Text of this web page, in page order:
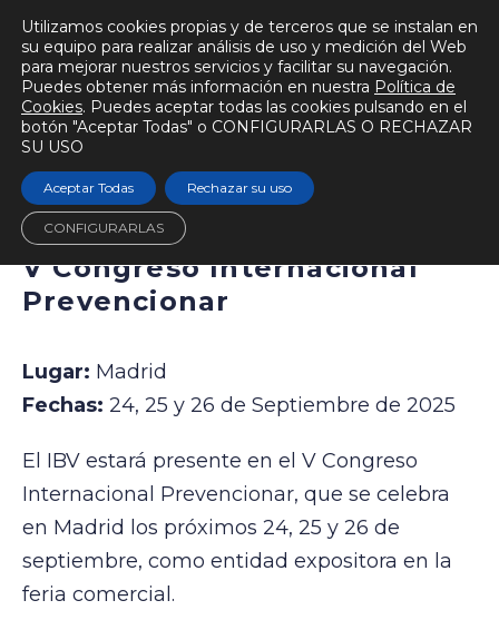
BIOMECÁNICAMENTE
Tiempo de lectura < 1 min.
Escuchar audio
Congreso
V Congreso Internacional
Prevencionar
Lugar: Madrid
Fechas: 24, 25 y 26 de Septiembre de 2025
El IBV estará presente en el V Congreso
Internacional Prevencionar, que se celebra
en Madrid los próximos 24, 25 y 26 de
septiembre, como entidad expositora en la
feria comercial.
Utilizamos cookies propias y de terceros que se instalan en
su equipo para realizar análisis de uso y medición del Web
para mejorar nuestros servicios y facilitar su navegación.
Puedes obtener más información en nuestra Política de
Cookies. Puedes aceptar todas las cookies pulsando en el
botón "Aceptar Todas" o CONFIGURARLAS O RECHAZAR
SU USO
Aceptar Todas Rechazar su uso
CONFIGURARLAS